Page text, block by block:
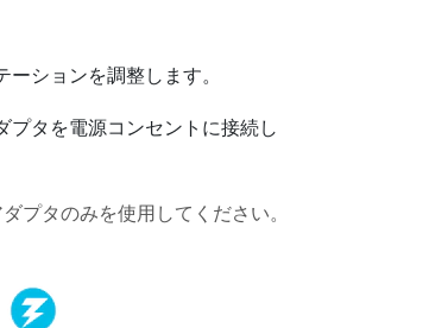
ションを調整します。
プタを電源コンセントに接続し
プタのみを使用してください。